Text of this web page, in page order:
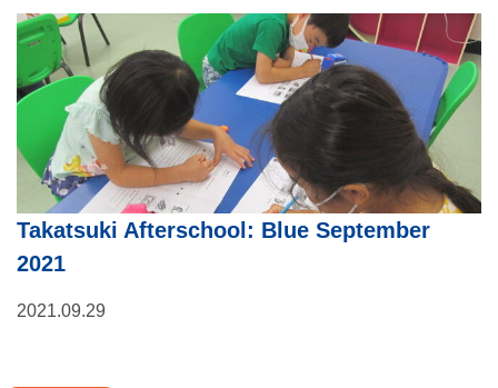
Takatsuki Afterschool: Blue September
2021
2021.09.29